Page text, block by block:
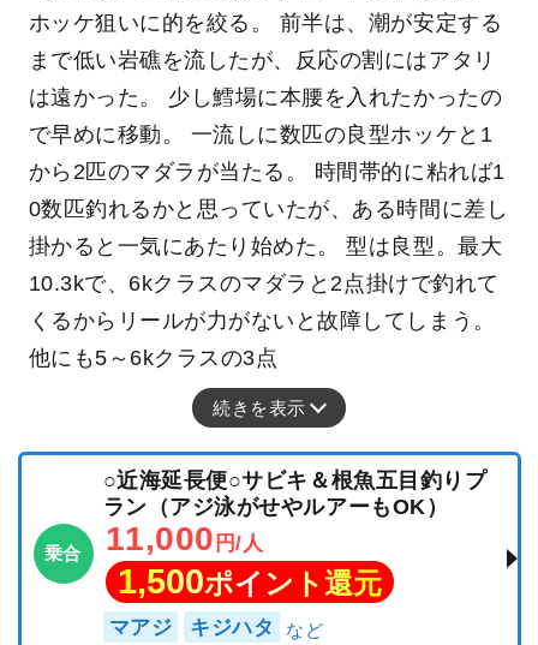
ホッケ狙いに的を絞る。 前半は、潮が安定する
まで低い岩礁を流したが、反応の割にはアタリ
は遠かった。 少し鱈場に本腰を入れたかったの
で早めに移動。 一流しに数匹の良型ホッケと1
から2匹のマダラが当たる。 時間帯的に粘れば1
0数匹釣れるかと思っていたが、ある時間に差し
掛かると一気にあたり始めた。 型は良型。最大
10.3kで、6kクラスのマダラと2点掛けで釣れて
くるからリールが力がないと故障してしまう。
他にも5～6kクラスの3点
続きを表示
乗合
○近海延長便○サビキ＆根魚五目釣りプ
ラン（アジ泳がせやルアーもOK）
11,000 円/人
1,500ポイント還元
マアジ キジハタ